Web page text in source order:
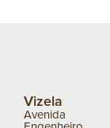
Vizela
Avenida